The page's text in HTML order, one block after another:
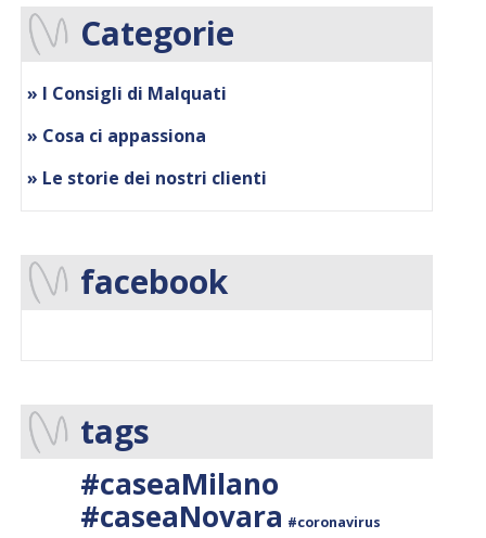
Categorie
» I Consigli di Malquati
» Cosa ci appassiona
» Le storie dei nostri clienti
facebook
tags
#caseaMilano
#caseaNovara #coronavirus